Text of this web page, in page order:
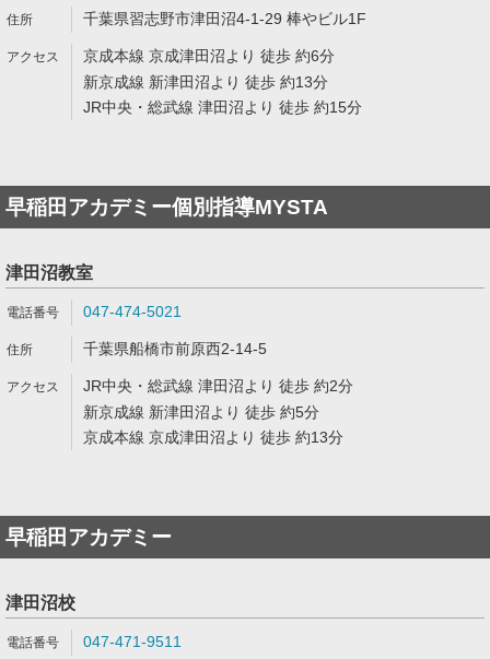
千葉県習志野市津田沼4-1-29 棒やビル1F
京成本線 京成津田沼より 徒歩 約6分
新京成線 新津田沼より 徒歩 約13分
JR中央・総武線 津田沼より 徒歩 約15分
早稲田アカデミー個別指導MYSTA
津田沼教室
047-474-5021
千葉県船橋市前原西2-14-5
JR中央・総武線 津田沼より 徒歩 約2分
新京成線 新津田沼より 徒歩 約5分
京成本線 京成津田沼より 徒歩 約13分
早稲田アカデミー
津田沼校
047-471-9511